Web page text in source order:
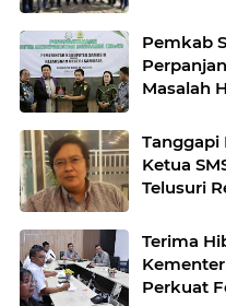
Pemkab
Masalah
Tanggapi
Ketua
Telusuri
Terima
Perkuat